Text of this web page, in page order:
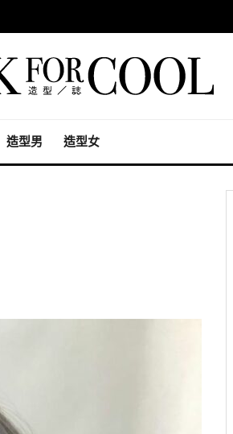
造型男 造型女